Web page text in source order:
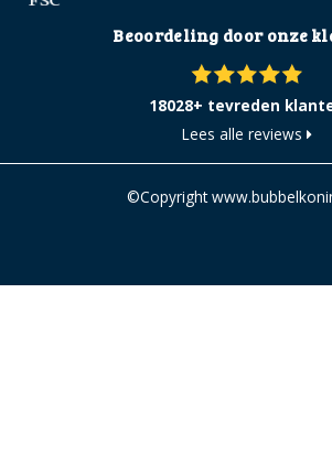
Beoordeling door onze
18028+ tevreden
Lees alle reviews
©Copyright